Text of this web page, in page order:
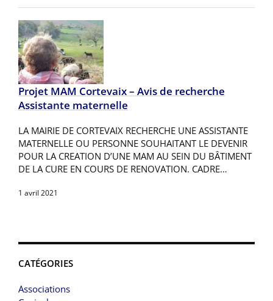
CATÉGORIES
Associations
Projet MAM Cortevaix – Avis de recherche
Assistante maternelle
LA MAIRIE DE CORTEVAIX RECHERCHE UNE ASSISTANTE
MATERNELLE OU PERSONNE SOUHAITANT LE DEVENIR
POUR LA CREATION D’UNE MAM AU SEIN DU BÂTIMENT
DE LA CURE EN COURS DE RENOVATION. CADRE…
1 avril 2021